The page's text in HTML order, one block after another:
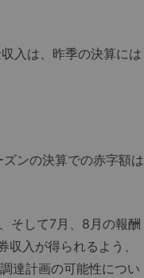
入は、昨季の決算には
ンの決算での赤字額は
そして7月、8月の報酬
入が得られるよう、
達計画の可能性につい